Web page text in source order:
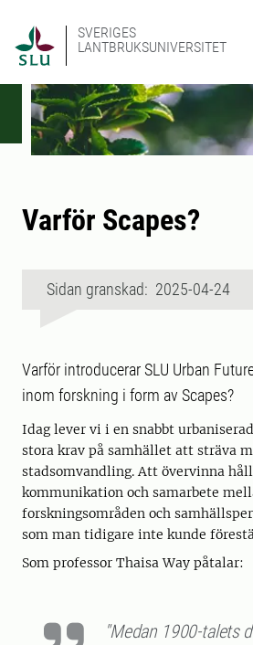
SVERIGES
LANTBRUKSUNIVERSITET
Varför Scapes?
Sidan granskad: 2025-04-24
Varför introducerar SLU Urban
inom forskning i form av Scapes?
Idag lever vi i en snabbt
stora krav på samhället att sträva
stadsomvandling. Att övervinna
kommunikation och samarbete
forskningsområden och
som man tidigare inte kunde
Som professor Thaisa Way påtalar:
"Medan 1900-talets